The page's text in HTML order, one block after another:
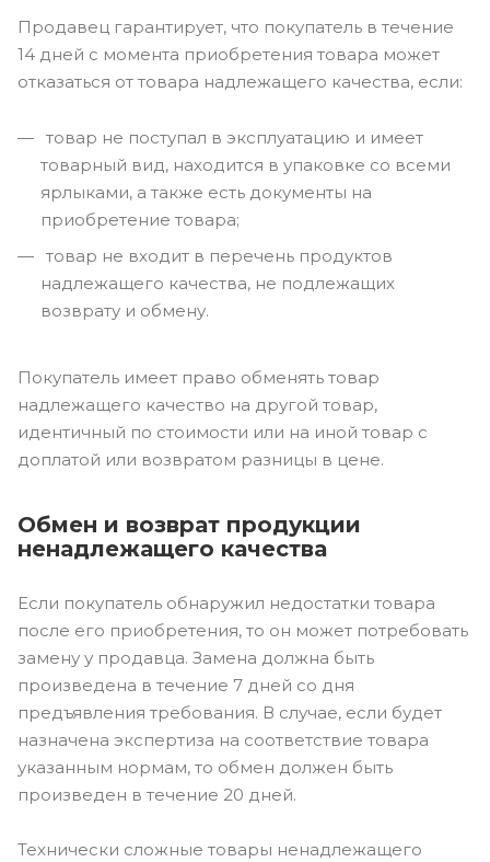
Продавец гарантирует, что покупатель в течение
14 дней с момента приобретения товара может
отказаться от товара надлежащего качества, если:
товар не поступал в эксплуатацию и имеет
товарный вид, находится в упаковке со всеми
ярлыками, а также есть документы на
приобретение товара;
товар не входит в перечень продуктов
надлежащего качества, не подлежащих
возврату и обмену.
Покупатель имеет право обменять товар
надлежащего качество на другой товар,
идентичный по стоимости или на иной товар с
доплатой или возвратом разницы в цене.
Обмен и возврат продукции
ненадлежащего качества
Если покупатель обнаружил недостатки товара
после его приобретения, то он может потребовать
замену у продавца. Замена должна быть
произведена в течение 7 дней со дня
предъявления требования. В случае, если будет
назначена экспертиза на соответствие товара
указанным нормам, то обмен должен быть
произведен в течение 20 дней.
Технически сложные товары ненадлежащего